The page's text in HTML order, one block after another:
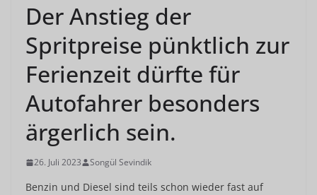
Der Anstieg der
Spritpreise pünktlich zur
Ferienzeit dürfte für
Autofahrer besonders
ärgerlich sein.
26. Juli 2023 Songül Sevindik
Benzin und Diesel sind teils schon wieder fast auf